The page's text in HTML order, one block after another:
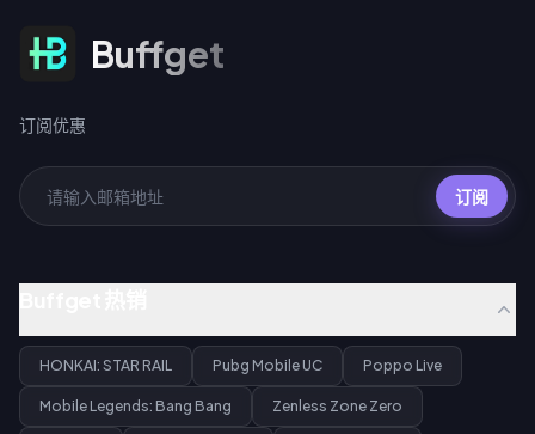
订阅优惠 Buffget
订阅优惠
订阅
HONKAI: STAR RAIL Pubg Mobile UC Poppo Live
Mobile Legends: Bang Bang Zenless Zone Zero